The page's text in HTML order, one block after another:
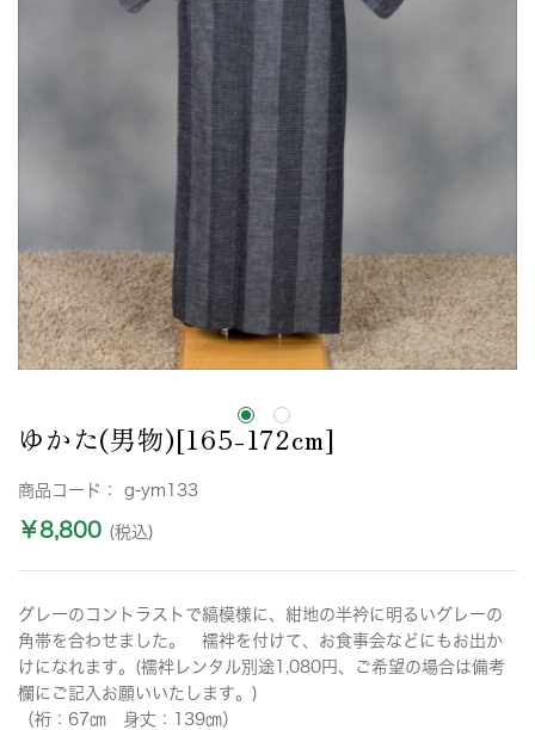
ゆかた(男物)[165-172cm]
商品コード： g-ym133
￥8,800 (税込)
グレーのコントラストで縞模様に、紺地の半衿に明るいグレーの
角帯を合わせました。 襦袢を付けて、お食事会などにもお出か
けになれます。(襦袢レンタル別途1,080円、ご希望の場合は備考
欄にご記入お願いいたします。)
（裄：67㎝ 身丈：139㎝）